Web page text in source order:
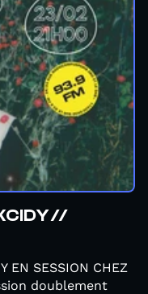
//
EN SESSION CHEZ
doublement